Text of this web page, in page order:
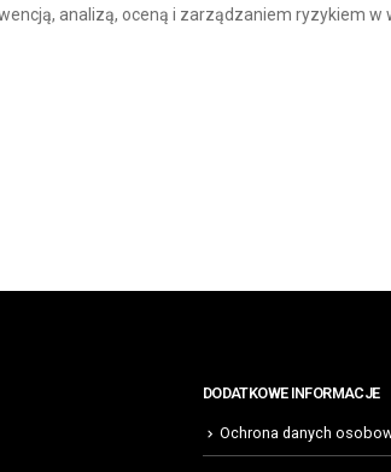
analizą, oceną i zarządzaniem ryzykiem
DODATKOWE INFORMACJE
Ochrona danych